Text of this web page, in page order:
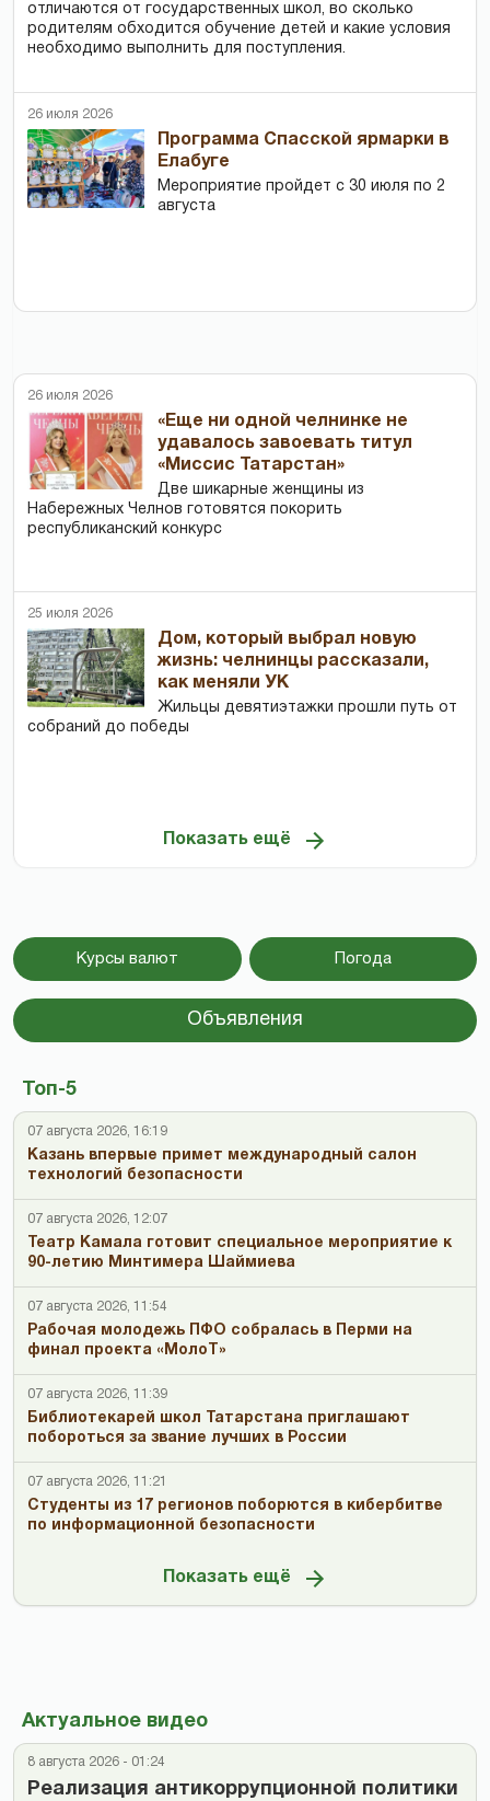
отличаются от государственных школ, во сколько
родителям обходится обучение детей и какие условия
необходимо выполнить для поступления.
26 июля 2026
Программа Спасской ярмарки в
Елабуге
Мероприятие пройдет с 30 июля по 2
августа
26 июля 2026
«Еще ни одной челнинке не
удавалось завоевать титул
«Миссис Татарстан»
Две шикарные женщины из
Набережных Челнов готовятся покорить
республиканский конкурс
25 июля 2026
Дом, который выбрал новую
жизнь: челнинцы рассказали,
как меняли УК
Жильцы девятиэтажки прошли путь от
собраний до победы
Показать ещё
Курсы валют Погода
Объявления
Топ-5
07 августа 2026, 16:19
Казань впервые примет международный салон
технологий безопасности
07 августа 2026, 12:07
Театр Камала готовит специальное мероприятие к
90-летию Минтимера Шаймиева
07 августа 2026, 11:54
Рабочая молодежь ПФО собралась в Перми на
финал проекта «МолоТ»
07 августа 2026, 11:39
Библиотекарей школ Татарстана приглашают
побороться за звание лучших в России
07 августа 2026, 11:21
Студенты из 17 регионов поборются в кибербитве
по информационной безопасности
Показать ещё
Актуальное видео
8 августа 2026 - 01:24
Реализация антикоррупционной политики